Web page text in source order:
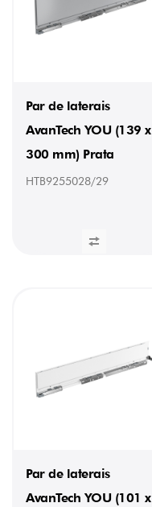
Par de laterais
AvanTech YOU (139 x
300 mm) Prata
HTB9255028/29
Par de laterais
AvanTech YOU (101 x